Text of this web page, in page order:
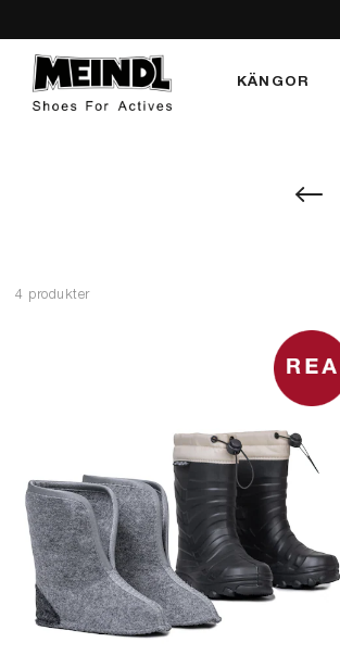
KÄNGOR
4 produkter